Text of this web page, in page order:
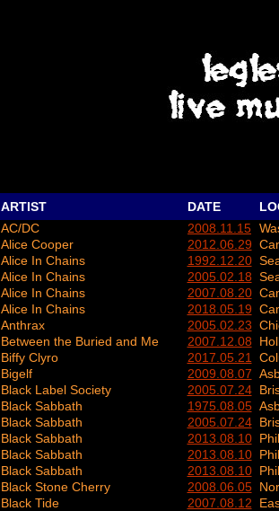
ARTIST DATE
AC/DC
2008.11.15
Alice Cooper
2012.06.29
Alice In Chains
1992.12.20
Alice In Chains
2005.02.18
Alice In Chains
2007.08.20
Alice In Chains
2018.05.19
Anthrax
2005.02.23
Between the Buried and Me
2007.12.08
Biffy Clyro
2017.05.21
Bigelf
2009.08.07
Black Label Society
2005.07.24
Black Sabbath
1975.08.05
Black Sabbath
2005.07.24
Black Sabbath
2013.08.10
Black Sabbath
2013.08.10
Black Sabbath
2013.08.10
Black Stone Cherry
2008.06.05
Black Tide
2007.08.12